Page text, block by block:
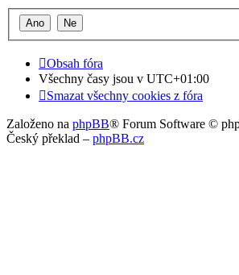
Obsah fóra
Všechny časy jsou v UTC+01:00
Smazat všechny cookies z fóra
Založeno na phpBB® Forum Software ©
Český překlad – phpBB.cz